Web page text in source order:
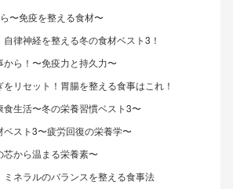
〜免疫を整える食材〜
律神経を整える冬の食材ベスト3！
ら！〜免疫力と持久力〜
リセット！胃腸を整える食事はこれ！
食生活〜冬の栄養習慣ベスト3〜
ベスト3〜疲労回復の栄養学〜
から温まる栄養素〜
ミネラルのバランスを整える食事法